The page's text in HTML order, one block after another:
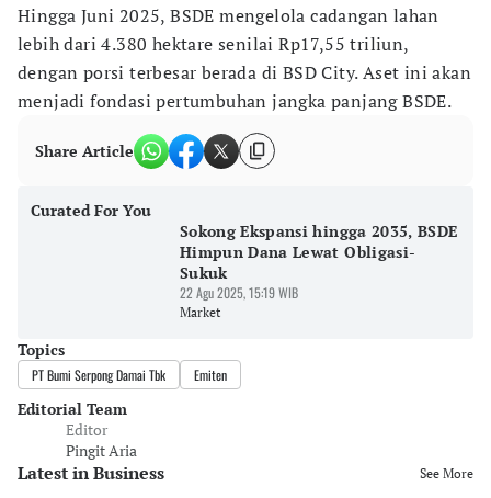
Hingga Juni 2025, BSDE mengelola cadangan lahan
lebih dari 4.380 hektare senilai Rp17,55 triliun,
dengan porsi terbesar berada di BSD City. Aset ini akan
menjadi fondasi pertumbuhan jangka panjang BSDE.
Share Article
Curated For You
Sokong Ekspansi hingga 2035, BSDE
Himpun Dana Lewat Obligasi-
Sukuk
22 Agu 2025, 15:19 WIB
Market
Topics
PT Bumi Serpong Damai Tbk Emiten
Editorial Team
Editor
Pingit Aria
Latest in Business See More